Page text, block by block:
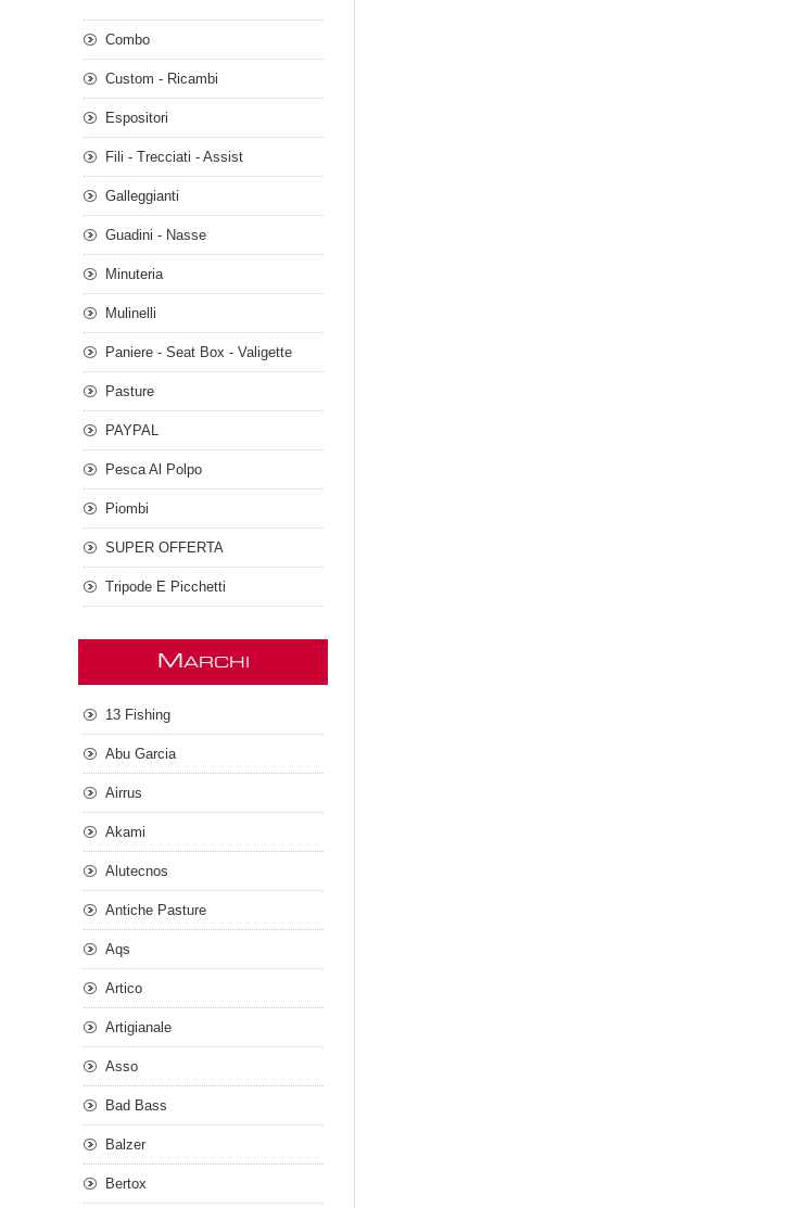
Combo
Custom - Ricambi
Espositori
Fili - Trecciati - Assist
Galleggianti
Guadini - Nasse
Minuteria
Mulinelli
Paniere - Seat Box - Valigette
Pasture
PAYPAL
Pesca Al Polpo
Piombi
SUPER OFFERTA
Tripode E Picchetti
M ARCHI
13 Fishing
Abu Garcia
Airrus
Akami
Alutecnos
Antiche Pasture
Aqs
Artico
Artigianale
Asso
Bad Bass
Balzer
Bertox